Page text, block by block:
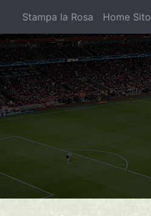
Stampa la Rosa Home Sito